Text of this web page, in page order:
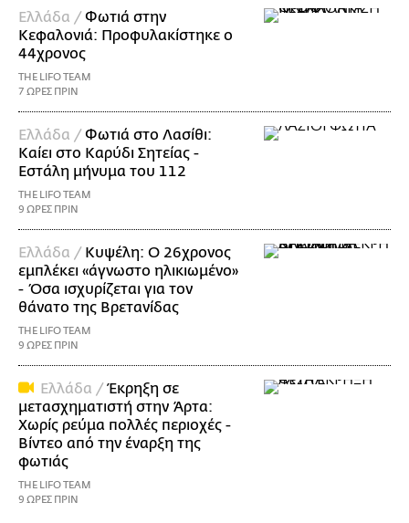
Ελλάδα /Φωτιά στην
Κεφαλονιά: Προφυλακίστηκε ο
44χρονος
THE LIFO TEAM
7 ΩΡΕΣ ΠΡΙΝ
Ελλάδα /Φωτιά στο Λασίθι:
Καίει στο Καρύδι Σητείας -
Εστάλη μήνυμα του 112
THE LIFO TEAM
9 ΩΡΕΣ ΠΡΙΝ
Ελλάδα / Κυψέλη: Ο 26χρονος
εμπλέκει «άγνωστο ηλικιωμένο»
- Όσα ισχυρίζεται για τον
θάνατο της Βρετανίδας
THE LIFO TEAM
9 ΩΡΕΣ ΠΡΙΝ
Ελλάδα /Έκρηξη σε
μετασχηματιστή στην Άρτα:
Χωρίς ρεύμα πολλές περιοχές -
Βίντεο από την έναρξη της
φωτιάς
THE LIFO TEAM
9 ΩΡΕΣ ΠΡΙΝ